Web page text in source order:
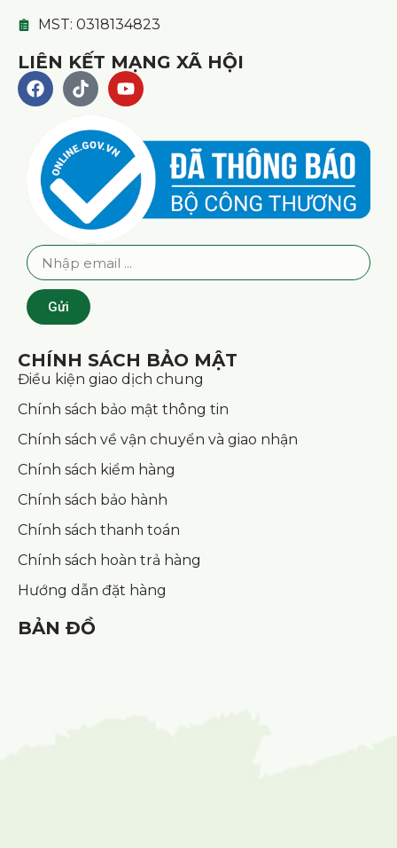
MST: 0318134823
LIÊN KẾT MẠNG XÃ HỘI
Gửi
CHÍNH SÁCH BẢO MẬT
Điều kiện giao dịch chung
Chính sách bảo mật thông tin
Chính sách về vận chuyển và giao nhận
Chính sách kiểm hàng
Chính sách bảo hành
Chính sách thanh toán
Chính sách hoàn trả hàng
Hướng dẫn đặt hàng
BẢN ĐỒ